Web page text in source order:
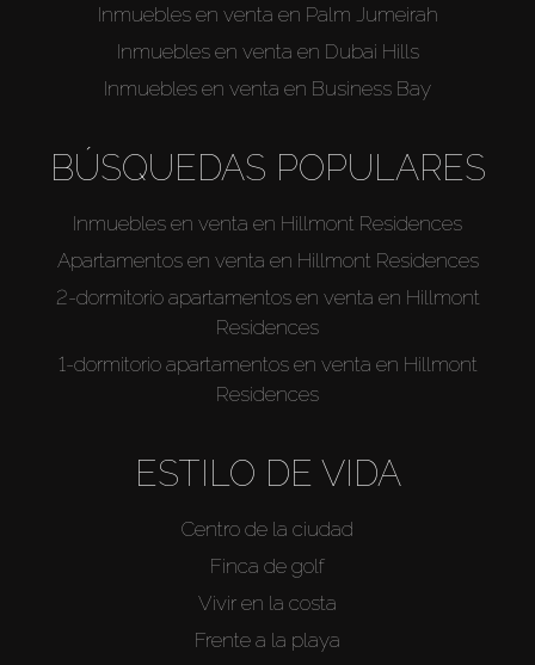
Inmuebles en venta en Palm Jumeirah
Inmuebles en venta en Dubai Hills
Inmuebles en venta en Business Bay
BÚSQUEDAS POPULARES
Inmuebles en venta en Hillmont Residences
Apartamentos en venta en Hillmont Residences
2-dormitorio apartamentos en venta en Hillmont
Residences
1-dormitorio apartamentos en venta en Hillmont
Residences
ESTILO DE VIDA
Centro de la ciudad
Finca de golf
Vivir en la costa
Frente a la playa